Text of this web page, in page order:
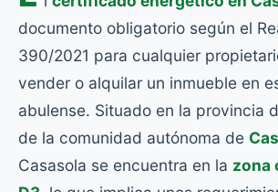
documento obligatorio según el
390/2021 para cualquier
vender o alquilar un inmueble en
abulense. Situado en la provincia
de la comunidad autónoma de
Casasola se encuentra en la zona